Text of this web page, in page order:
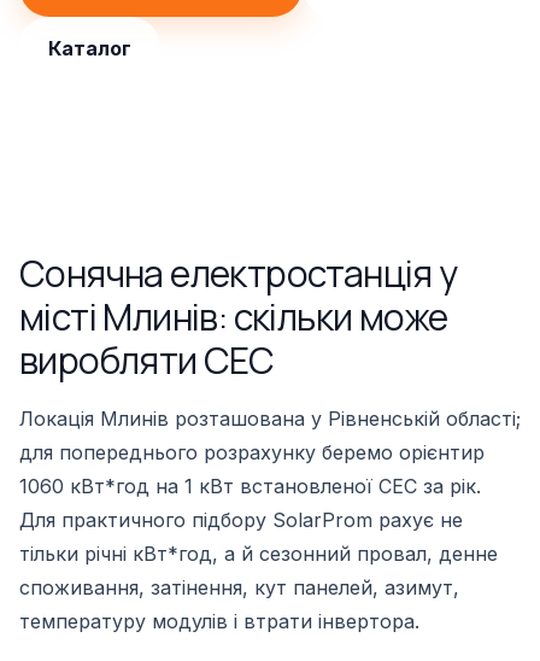
Каталог
Сонячна електростанція у
місті Млинів: скільки може
виробляти СЕС
Локація Млинів розташована у Рівненській області;
для попереднього розрахунку беремо орієнтир
1060 кВт*год на 1 кВт встановленої СЕС за рік.
Для практичного підбору SolarProm рахує не
тільки річні кВт*год, а й сезонний провал, денне
споживання, затінення, кут панелей, азимут,
температуру модулів і втрати інвертора.